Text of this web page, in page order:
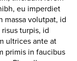
eu imperdiet
massa volutpat, id
turpis, id
ultrices ante at
primis in faucibus